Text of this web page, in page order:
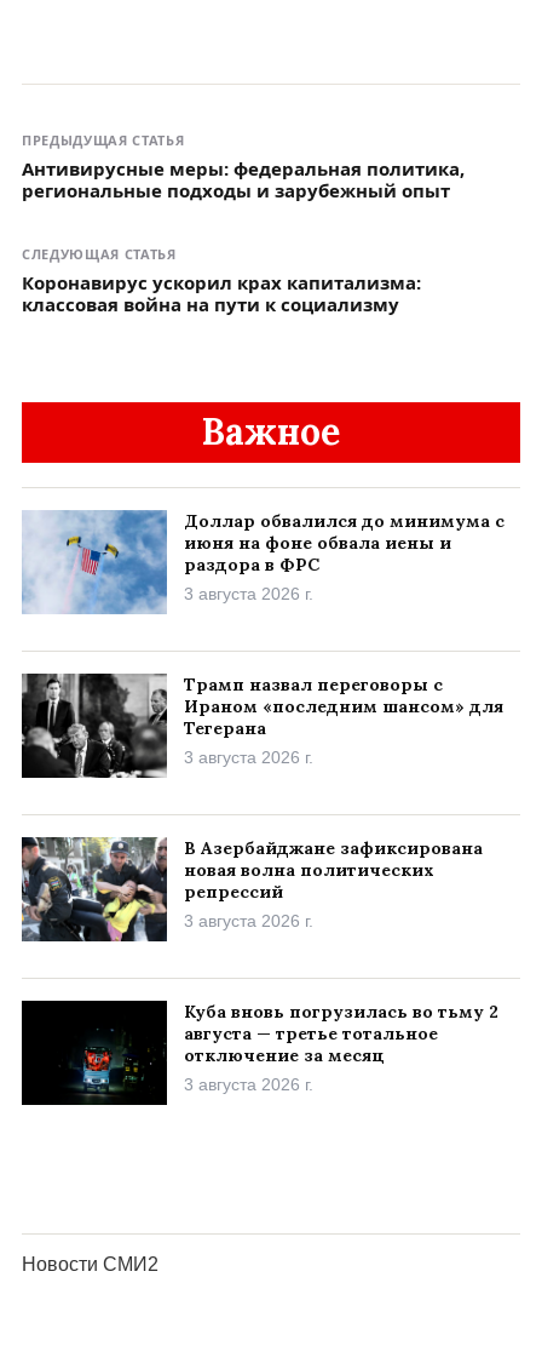
ПРЕДЫДУЩАЯ СТАТЬЯ
Антивирусные меры: федеральная политика,
региональные подходы и зарубежный опыт
СЛЕДУЮЩАЯ СТАТЬЯ
Коронавирус ускорил крах капитализма:
классовая война на пути к социализму
Важное
Доллар обвалился до минимума с
июня на фоне обвала иены и
раздора в ФРС
3 августа 2026 г.
Трамп назвал переговоры с
Ираном «последним шансом» для
Тегерана
3 августа 2026 г.
В Азербайджане зафиксирована
новая волна политических
репрессий
3 августа 2026 г.
Куба вновь погрузилась во тьму 2
августа — третье тотальное
отключение за месяц
3 августа 2026 г.